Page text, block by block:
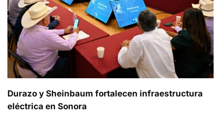
Durazo y Sheinbaum fortalecen infraestructura
eléctrica en Sonora